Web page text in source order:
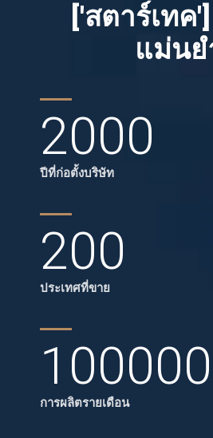
['สตาร์เทค
แม่นย
2000
ปีที่ก่อตั้งบริษัท
200
ประเทศที่ขาย
การผลิตรายเดือน